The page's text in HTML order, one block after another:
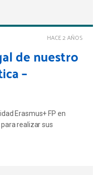
HACE 2 AÑOS
de nuestro
–
Erasmus+ FP en
realizar sus